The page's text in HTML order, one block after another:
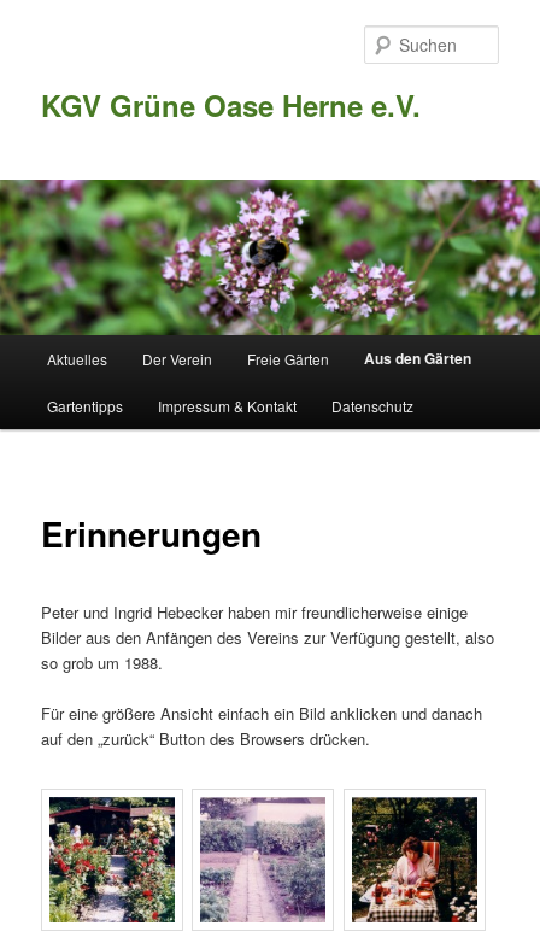
KGV Grüne Oase Herne e.V.
Zum
Inhalt
Aktuelles Der Verein Freie Gärten Aus den Gärten
Gartentipps Impressum & Kontakt Datenschutz
Erinnerungen
Peter und Ingrid Hebecker haben mir freundlicherweise einige
Bilder aus den Anfängen des Vereins zur Verfügung gestellt, also
so grob um 1988.
Für eine größere Ansicht einfach ein Bild anklicken und danach
auf den „zurück“ Button des Browsers drücken.